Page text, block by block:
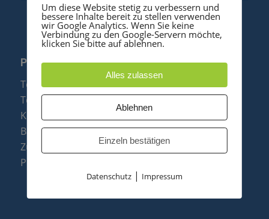
PRODUKTE
Telefonanlagen
Telefone
Konftel Konferenztelefone
Baugruppen
Zubehör & Ersatzteile
Produktzusammenfassung
Um diese Website stetig zu verbessern und
bessere Inhalte bereit zu stellen verwenden
wir Google Analytics. Wenn Sie keine
Verbindung zu den Google-Servern möchte,
klicken Sie bitte auf ablehnen.
Alles zulassen
Ablehnen
Einzeln bestätigen
Datenschutz| Impressum